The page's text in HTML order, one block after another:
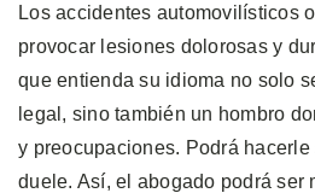
Los accidentes automovilísticos
provocar lesiones dolorosas y
que entienda su idioma no solo
legal, sino también un hombro
y preocupaciones. Podrá
duele. Así, el abogado podrá ser